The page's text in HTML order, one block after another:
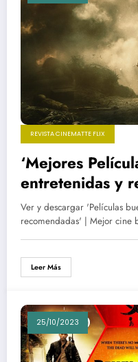
REVISTA CINEMATTE FLIX
‘Mejores
entretenidas y
bélico | 1º
Pacífico, Golfo,
clásicos | 60,
Ver y descargar 'Películas
recomendadas' | Mejor cine
Leer Más
25/10/2023